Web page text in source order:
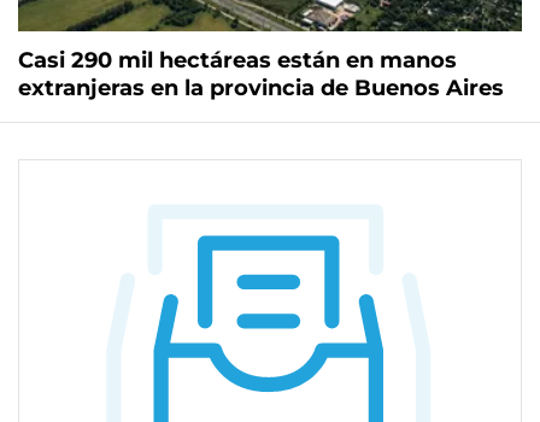
Casi 290 mil hectáreas están en manos
extranjeras en la provincia de Buenos Aires